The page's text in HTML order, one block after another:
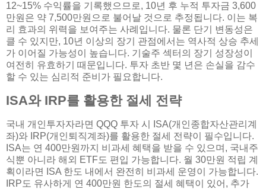
12~15% 수익률을 기록했으므로, 10년 후 누적 투자금 3,600
만원은 약 7,500만원으로 불어날 것으로 추정됩니다. 이는 복
리 효과의 위력을 보여주는 사례입니다. 물론 단기 변동성은
클 수 있지만, 10년 이상의 장기 관점에서는 역사적 상승 추세
가 이어질 가능성이 높습니다. 기술주 섹터의 장기 성장성이
여전히 유효하기 때문입니다. 투자 초반 몇 년은 손실을 감수
할 수 있는 심리적 준비가 필요합니다.
ISA와 IRP를 활용한 절세 전략
국내 개인투자자라면 QQQ 투자 시 ISA(개인종합자산관리계
좌)와 IRP(개인퇴직계좌)를 활용한 절세 전략이 필수입니다.
ISA는 연 400만원까지 비과세 혜택을 받을 수 있으며, 국내주
식뿐 아니라 해외 ETF도 편입 가능합니다. 월 30만원 적립 계
획이라면 ISA 한도 내에서 완전히 비과세 운영이 가능합니다.
IRP도 유사하게 연 400만원 한도의 절세 혜택이 있어, 추가